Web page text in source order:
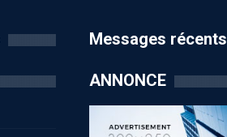
Messages récents
ANNONCE